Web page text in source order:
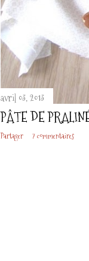
avril 03, 2013
PÂTE DE
Partager 7 commentaires